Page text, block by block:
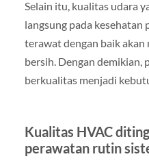
Selain itu, kualitas udara
langsung pada kesehatan
terawat dengan baik akan
bersih. Dengan demikian,
berkualitas menjadi
Kualitas HVAC
perawatan rutin